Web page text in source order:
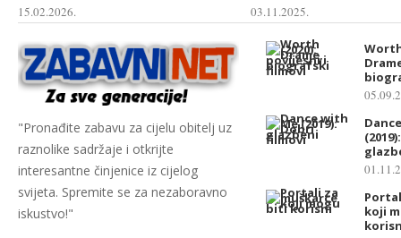
15.02.2026. 03.11.2025.
"Pronađite zabavu za cijelu obitelj uz
raznolike sadržaje i otkrijte
interesantne činjenice iz cijelog
svijeta. Spremite se za nezaboravno
iskustvo!"
koji